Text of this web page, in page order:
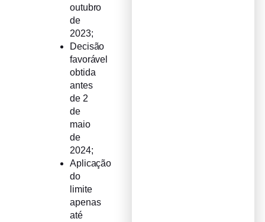
outubro
de
2023;
Decisão
favorável
obtida
antes
de 2
de
maio
de
2024;
Aplicação
do
limite
apenas
até